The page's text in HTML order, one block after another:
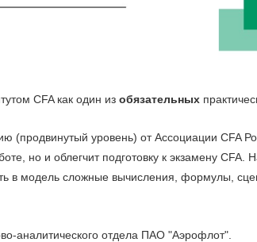
CFA как один из обязательных
(продвинутый уровень) от Ассоциации CFA
но и облегчит подготовку к экзамену
в модель сложные вычисления, формулы,
аналитического отдела ПАО "Аэрофлот".